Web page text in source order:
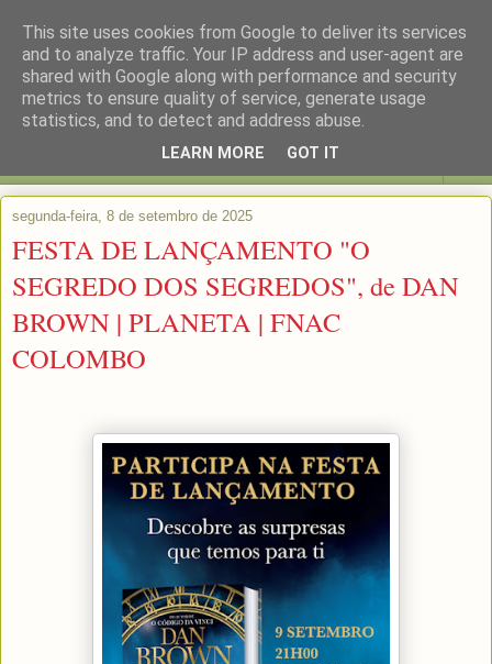
segunda-feira, 8 de setembro de 2025
FESTA DE LANÇAMENTO "O
SEGREDO DOS SEGREDOS", de DAN
BROWN | PLANETA | FNAC
COLOMBO
This site uses cookies from Google to deliver its services
and to analyze traffic. Your IP address and user-agent are
shared with Google along with performance and security
metrics to ensure quality of service, generate usage
statistics, and to detect and address abuse.
LEARN MORE GOT IT